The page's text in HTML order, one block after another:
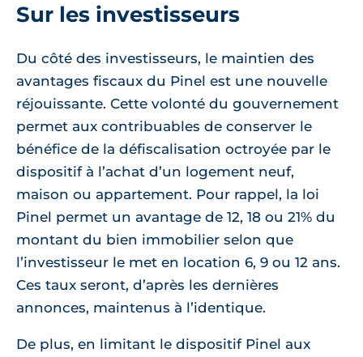
Sur les investisseurs
Du côté des investisseurs, le maintien des
avantages fiscaux du Pinel est une nouvelle
réjouissante. Cette volonté du gouvernement
permet aux contribuables de conserver le
bénéfice de la défiscalisation octroyée par le
dispositif à l’achat d’un logement neuf,
maison ou appartement. Pour rappel, la loi
Pinel permet un avantage de 12, 18 ou 21% du
montant du bien immobilier selon que
l’investisseur le met en location 6, 9 ou 12 ans.
Ces taux seront, d’après les dernières
annonces, maintenus à l’identique.
De plus, en limitant le dispositif Pinel aux